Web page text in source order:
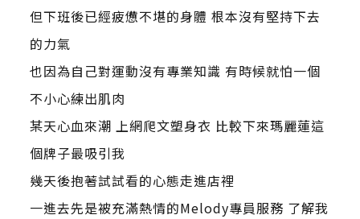
但下班後已經疲憊不堪的身體 根本沒有堅持下去
的力氣
也因為自己對運動沒有專業知識 有時候就怕一個
不小心練出肌肉
某天心血來潮 上網爬文塑身衣 比較下來瑪麗蓮這
個牌子最吸引我
幾天後抱著試試看的心態走進店裡
一進去先是被充滿熱情的Melody專員服務 了解我